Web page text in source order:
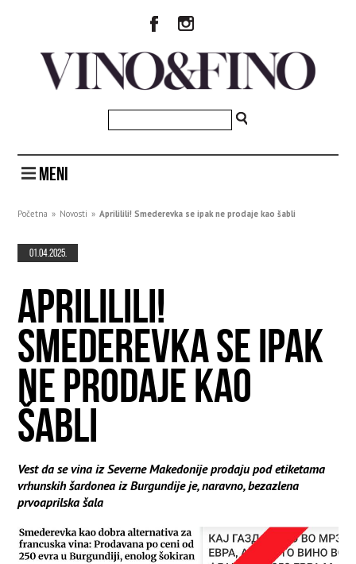
MENI
Početna » Novosti » Aprililili! Smederevka se ipak ne prodaje kao šabli
01.04.2025.
APRILILILI!
SMEDEREVKA SE IPAK
NE PRODAJE KAO
ŠABLI
Vest da se vina iz Severne Makedonije prodaju pod etiketama
vrhunskih šardonea iz Burgundije je, naravno, bezazlena
prvoaprilska šala